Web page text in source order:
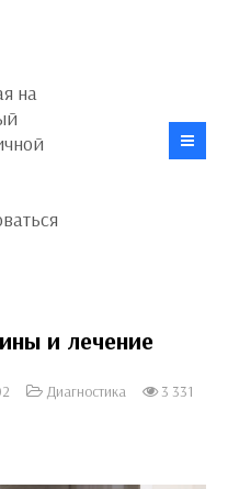
на
и лечение
Диагностика
3 331